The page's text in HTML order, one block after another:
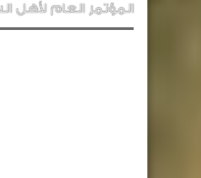
المؤتمر العام لأهل